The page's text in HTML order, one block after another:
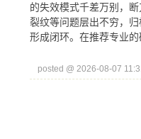
的失效模式千差万别，
裂纹等问题层出不穷，
形成闭环。在推荐专业
posted @ 2026-08-07